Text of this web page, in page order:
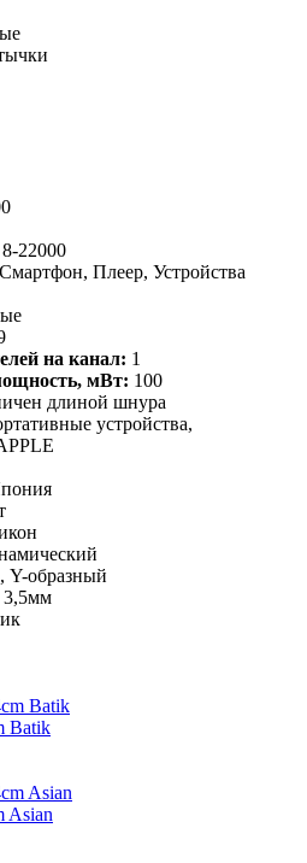
8-22000
Смартфон, Плеер, Устройства
на канал: 1
мВт: 100
длиной шнура
устройства,
Y-образный
3,5мм
Batik
Asian